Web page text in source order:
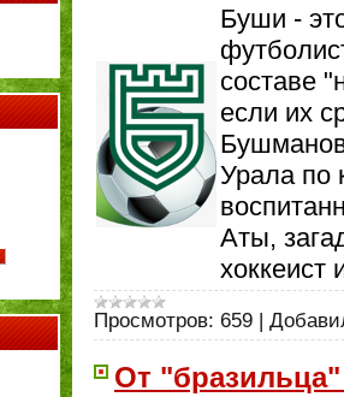
Буши -
составе
если их
Урала по
Аты,
Просмотров: 659 |
От